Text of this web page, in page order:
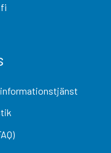
informationstjänst